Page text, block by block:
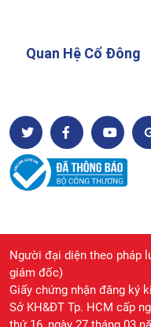
Quan Hệ Cổ Đông
Người đại diện theo pháp
giám đốc)
Giấy chứng nhận đăng ký
Sở KH&ĐT Tp. HCM cấp